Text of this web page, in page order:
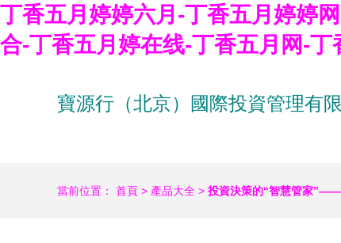
丁香五月婷婷六月-丁香五月婷婷
合-丁香五月婷在线-丁香五月网-
寶源行（北京）國際投資管理有
當前位置： 首頁 > 產品大全 > 投資決策的“智慧管家”——